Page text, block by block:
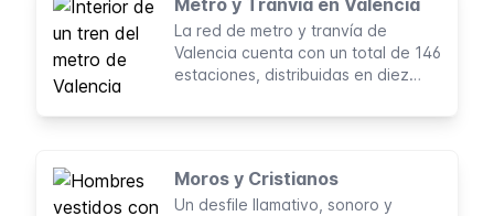
Metro y Tranvía en Valencia
La red de metro y tranvía de
Valencia cuenta con un total de 146
estaciones, distribuidas en diez
162 km, cubre el área urbana de
ciudad.
Moros y Cristianos
Un desfile llamativo, sonoro y